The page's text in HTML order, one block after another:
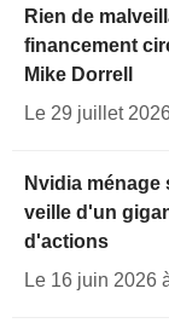
Rien de
financement
Mike Dorrell
Le 29 juillet
Nvidia
veille d'un
d'actions
Le 16 juin 2026